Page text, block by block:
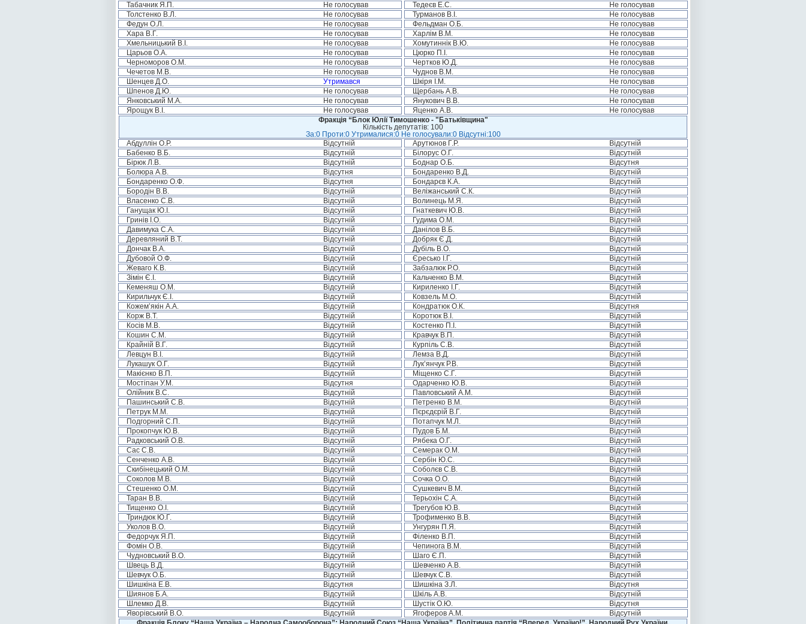
Табачник Я.П.
Не голосував Тедеєв Е.С.
Не голосував
Толстенко В.Л.
Не голосував Турманов В.І.
Не голосував
Федун О.Л.
Не голосував Фельдман О.Б.
Не голосував
Хара В.Г.
Не голосував Харлім В.М.
Не голосував
Хмельницький В.І.
Не голосував Хомутиннік В.Ю.
Не голосував
Царьов О.А.
Не голосував Цюрко П.І.
Не голосував
Черноморов О.М.
Не голосував Чертков Ю.Д.
Не голосував
Чечетов М.В.
Не голосував Чуднов В.М.
Не голосував
Шенцев Д.О.
Утримався Шкіря І.М.
Не голосував
Шпенов Д.Ю.
Не голосував Щербань А.В.
Не голосував
Янковський М.А.
Не голосував Янукович В.В.
Не голосував
Ярощук В.І.
Не голосував Яценко А.В.
Не голосував
Фракція “Блок Юлії Тимошенко - "Батьківщина"
Кількість депутатів: 100
За:0 Проти:0 Утрималися:0 Не голосували:0 Відсутні:100
Абдуллін О.Р.
Відсутній Арутюнов Г.Р.
Відсутній
Бабенко В.Б.
Відсутній Білорус О.Г.
Відсутній
Бірюк Л.В.
Відсутній Боднар О.Б.
Відсутня
Болюра А.В.
Відсутня Бондаренко В.Д.
Відсутній
Бондаренко О.Ф.
Відсутня Бондарєв К.А.
Відсутній
Бородін В.В.
Відсутній Веліжанський С.К.
Відсутній
Власенко С.В.
Відсутній Волинець М.Я.
Відсутній
Ганущак Ю.І.
Відсутній Гнаткевич Ю.В.
Відсутній
Гринів І.О.
Відсутній Гудима О.М.
Відсутній
Давимука С.А.
Відсутній Данілов В.Б.
Відсутній
Деревляний В.Т.
Відсутній Добряк Є.Д.
Відсутній
Дончак В.А.
Відсутній Дубіль В.О.
Відсутній
Дубовой О.Ф.
Відсутній Єресько І.Г.
Відсутній
Жеваго К.В.
Відсутній Забзалюк Р.О.
Відсутній
Зімін Є.І.
Відсутній Кальченко В.М.
Відсутній
Кеменяш О.М.
Відсутній Кириленко І.Г.
Відсутній
Кирильчук Є.І.
Відсутній Ковзель М.О.
Відсутній
Кожем’якін А.А.
Відсутній Кондратюк О.К.
Відсутня
Корж В.Т.
Відсутній Коротюк В.І.
Відсутній
Косів М.В.
Відсутній Костенко П.І.
Відсутній
Кошин С.М.
Відсутній Кравчук В.П.
Відсутній
Крайній В.Г.
Відсутній Курпіль С.В.
Відсутній
Левцун В.І.
Відсутній Лемза В.Д.
Відсутній
Лукашук О.Г.
Відсутній Лук’янчук Р.В.
Відсутній
Макієнко В.П.
Відсутній Міщенко С.Г.
Відсутній
Мостіпан У.М.
Відсутня Одарченко Ю.В.
Відсутній
Олійник В.С.
Відсутній Павловський А.М.
Відсутній
Пашинський С.В.
Відсутній Петренко В.М.
Відсутній
Петрук М.М.
Відсутній Пєрєдєрій В.Г.
Відсутній
Подгорний С.П.
Відсутній Потапчук М.Л.
Відсутній
Прокопчук Ю.В.
Відсутній Пудов Б.М.
Відсутній
Радковський О.В.
Відсутній Рябека О.Г.
Відсутній
Сас С.В.
Відсутній Семерак О.М.
Відсутній
Сенченко А.В.
Відсутній Сербін Ю.С.
Відсутній
Скибінецький О.М.
Відсутній Соболєв С.В.
Відсутній
Соколов М.В.
Відсутній Сочка О.О.
Відсутній
Стешенко О.М.
Відсутній Сушкевич В.М.
Відсутній
Таран В.В.
Відсутній Терьохін С.А.
Відсутній
Тищенко О.І.
Відсутній Трегубов Ю.В.
Відсутній
Триндюк Ю.Г.
Відсутній Трофименко В.В.
Відсутній
Уколов В.О.
Відсутній Унгурян П.Я.
Відсутній
Федорчук Я.П.
Відсутній Філенко В.П.
Відсутній
Фомін О.В.
Відсутній Чепинога В.М.
Відсутній
Чудновський В.О.
Відсутній Шаго Є.П.
Відсутній
Швець В.Д.
Відсутній Шевченко А.В.
Відсутній
Шевчук О.Б.
Відсутній Шевчук С.В.
Відсутній
Шишкіна Е.В.
Відсутня Шишкіна З.Л.
Відсутня
Шиянов Б.А.
Відсутній Шкіль А.В.
Відсутній
Шлемко Д.В.
Відсутній Шустік О.Ю.
Відсутня
Яворівський В.О.
Відсутній Ягоферов А.М.
Відсутній